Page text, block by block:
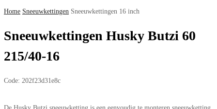
Home Sneeuwkettingen Sneeuwkettingen 16 inch
Sneeuwkettingen Husky Butzi 60
215/40-16
Code: 202f23d31e8c
De Husky Butzi sneeuwketting is een eenvoudig te monteren sneeuwketting.